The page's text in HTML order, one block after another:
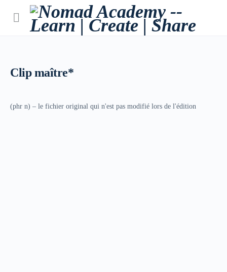
Clip maître*
(phr n) – le fichier original qui n'est pas modifié lors de l'édition